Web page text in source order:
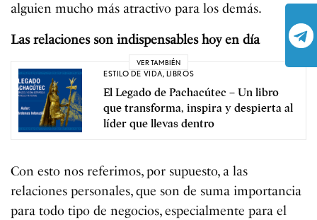
alguien mucho más atractivo para los demás.
Las relaciones son indispensables hoy en día
VER TAMBIÉN
ESTILO DE VIDA, LIBROS
El Legado de Pachacútec – Un libro
que transforma, inspira y despierta al
líder que llevas dentro
Con esto nos referimos, por supuesto, a las
relaciones personales, que son de suma importancia
para todo tipo de negocios, especialmente para el